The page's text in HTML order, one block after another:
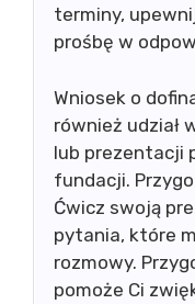
terminy,
prośbę w
Wniosek o
również udział
lub prezentacji
fundacji.
Ćwicz swoją
pytania, które
rozmowy.
pomoże Ci